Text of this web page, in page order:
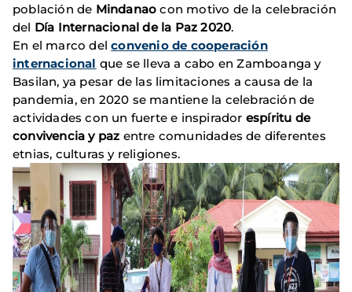
población de Mindanao con motivo de la celebración
del Día Internacional de la Paz 2020.
En el marco delconvenio de cooperación
internacional que se lleva a cabo en Zamboanga y
Basilan, ya pesar de las limitaciones a causa de la
pandemia, en 2020 se mantiene la celebración de
actividades con un fuerte e inspirador espíritu de
convivencia y paz entre comunidades de diferentes
etnias, culturas y religiones.